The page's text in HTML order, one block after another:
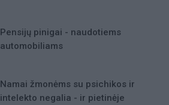
Pensijų pinigai - naudotiems
automobiliams
Namai žmonėms su psichikos ir
intelekto negalia - ir pietinėje